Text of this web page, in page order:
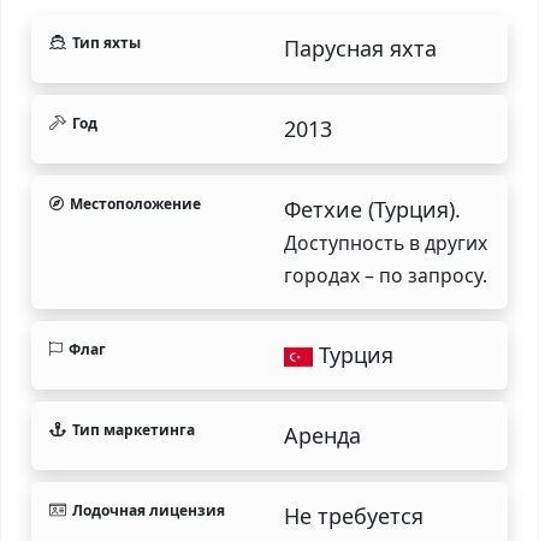
Тип яхты Парусная яхта
Год 2013
Местоположение Фетхие (Турция).
Доступность в других
городах – по запросу.
Флаг Турция
Тип маркетинга Аренда
Лодочная лицензия Не требуется